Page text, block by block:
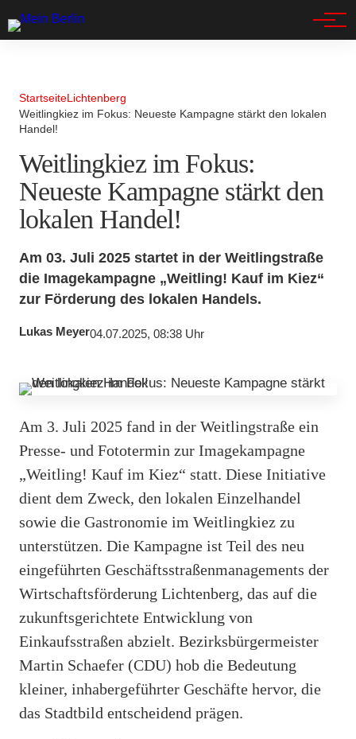
StartseiteLichtenberg
Weitlingkiez im Fokus: Neueste Kampagne stärkt den lokalen
Handel!
Weitlingkiez im Fokus:
Neueste Kampagne stärkt den
lokalen Handel!
Am 03. Juli 2025 startet in der Weitlingstraße
die Imagekampagne „Weitling! Kauf im Kiez“
zur Förderung des lokalen Handels.
Lukas Meyer04.07.2025, 08:38 Uhr
Am 3. Juli 2025 fand in der Weitlingstraße ein
Presse- und Fototermin zur Imagekampagne
„Weitling! Kauf im Kiez“ statt. Diese Initiative
dient dem Zweck, den lokalen Einzelhandel
sowie die Gastronomie im Weitlingkiez zu
unterstützen. Die Kampagne ist Teil des neu
eingeführten Geschäftsstraßenmanagements der
Wirtschaftsförderung Lichtenberg, das auf die
zukunftsgerichtete Entwicklung von
Einkaufsstraßen abzielt. Bezirksbürgermeister
Martin Schaefer (CDU) hob die Bedeutung
kleiner, inhabergeführter Geschäfte hervor, die
das Stadtbild entscheidend prägen.